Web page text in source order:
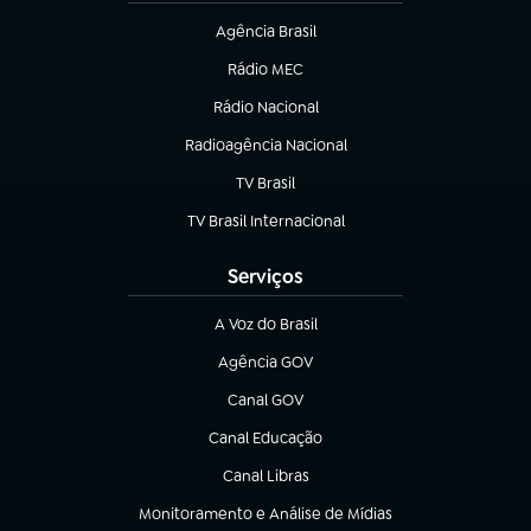
Agência Brasil
(abre em nova aba)
Rádio MEC
(abre em nova aba)
Rádio Nacional
Radioagência Nacional
(abre em nova aba)
TV Brasil
(abre em nova aba)
TV Brasil Internacional
(abre em nova aba)
Serviços
A Voz do Brasil
(abre em nova aba)
Agência GOV
(abre em nova aba)
Canal GOV
(abre em nova aba)
Canal Educação
(abre em nova aba)
Canal Libras
(abre em nova aba)
Monitoramento e Análise de Mídias
(abre em nova aba)